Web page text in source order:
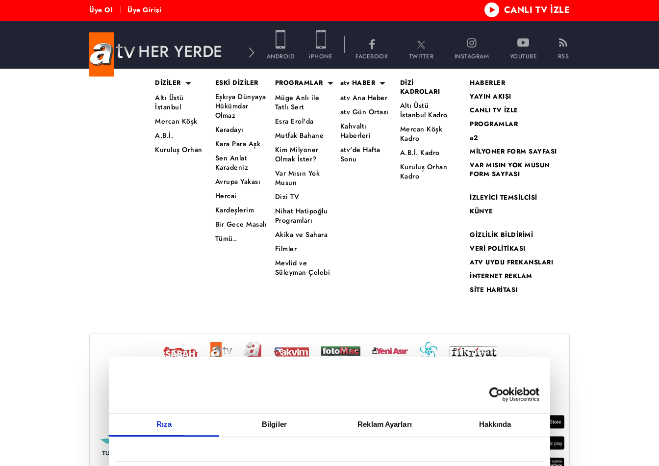
Rıza Bilgiler Reklam Ayarları Hakkında
Reddet
Üye Ol Üye Girişi CANLI TV İZLE
HER YERDE ANDROID iPHONE FACEBOOK TWITTER INSTAGRAM YOUTUBE RSS
DİZİLER
Altı Üstü
İstanbul
Mercan Köşk
A.B.İ.
Kuruluş Orhan
ESKİ DİZİLER
Eşkıya Dünyaya
Hükümdar
Olmaz
Karadayı
Kara Para Aşk
Sen Anlat
Karadeniz
Avrupa Yakası
Hercai
Kardeşlerim
Bir Gece Masalı
Tümü..
PROGRAMLAR
Müge Anlı ile
Tatlı Sert
Esra Erol'da
Mutfak Bahane
Kim Milyoner
Olmak İster?
Var Mısın Yok
Musun
Dizi TV
Nihat Hatipoğlu
Programları
Akika ve Sahara
Filmler
Mevlid ve
Süleyman Çelebi
atv HABER
atv Ana Haber
atv Gün Ortası
Kahvaltı
Haberleri
atv'de Hafta
Sonu
DİZİ
KADROLARI
Altı Üstü
İstanbul Kadro
Mercan Köşk
Kadro
A.B.İ. Kadro
Kuruluş Orhan
Kadro
HABERLER
YAYIN AKIŞI
CANLI TV İZLE
PROGRAMLAR
a2
MİLYONER FORM SAYFASI
VAR MISIN YOK MUSUN
FORM SAYFASI
İZLEYİCİ TEMSİLCİSİ
KÜNYE
GİZLİLİK BİLDİRİMİ
VERİ POLİTİKASI
ATV UYDU FREKANSLARI
İNTERNET REKLAM
SİTE HARİTASI